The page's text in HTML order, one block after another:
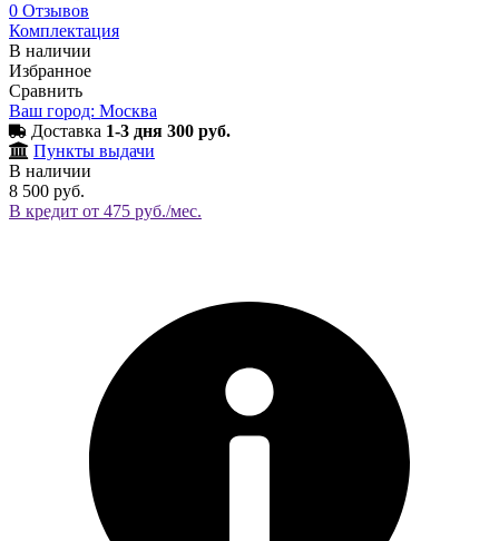
0 Отзывов
Комплектация
В наличии
Избранное
Сравнить
Ваш город: Москва
Доставка 1-3 дня 300 руб.
Пункты выдачи
В наличии
8 500 руб.
В кредит от 475 руб./мес.